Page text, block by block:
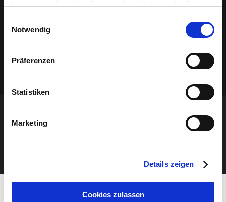
Notwendig
Präferenzen
Statistiken
Marketing
Details zeigen
Cookies zulassen
JETZT UNSEREN NEWSLETTER ABONNIEREN